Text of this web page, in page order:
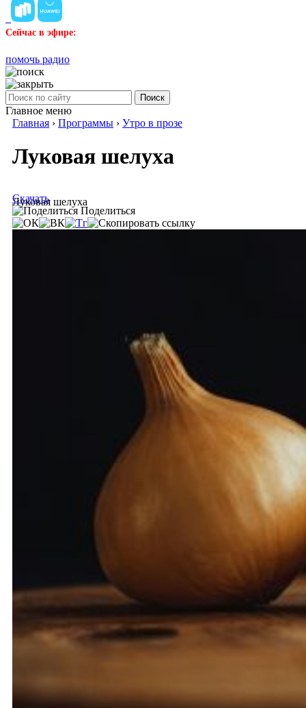
Сейчас в эфире:
помочь радио
Поиск
Главное меню
Главная › Программы › Утро в прозе
Луковая шелуха
Луковая шелуха
Скачать
Поделиться